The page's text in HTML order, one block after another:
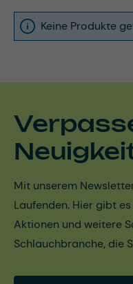
Keine Produkte
Mit unserem
Laufenden. Hier gibt
Aktionen und weitere
Schlauchbranche, die